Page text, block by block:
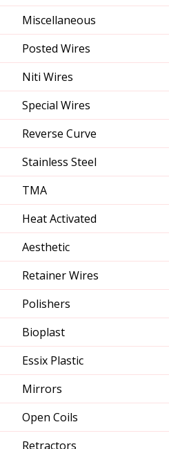
Miscellaneous
Posted Wires
Niti Wires
Special Wires
Reverse Curve
Stainless Steel
TMA
Heat Activated
Aesthetic
Retainer Wires
Polishers
Bioplast
Essix Plastic
Mirrors
Open Coils
Retractors